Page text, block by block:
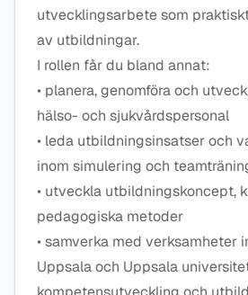
utvecklingsarbete som
av utbildningar.
I rollen får du bland annat:
• planera, genomföra och
hälso- och sjukvårdspersonal
• leda utbildningsinsatser och
inom simulering och
• utveckla utbildningskoncept,
pedagogiska metoder
• samverka med verksamheter
Uppsala och Uppsala